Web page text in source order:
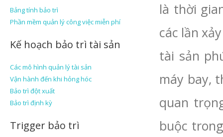
Bảng tính bảo trì
Phần mềm quản lý công việc miễn phí
Kế hoạch bảo trì tài sản
Các mô hình quản lý tài sản
Vận hành đến khi hỏng hóc
Bảo trì đột xuất
Bảo trì định kỳ
Trigger bảo trì
là thời
các lần
tài sản
máy bay,
quan
buộc